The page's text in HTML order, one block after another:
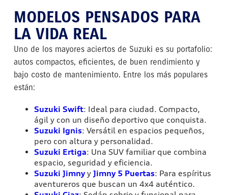
MODELOS PENSADOS PARA
LA VIDA REAL
Uno de los mayores aciertos de Suzuki es su portafolio:
autos compactos, eficientes, de buen rendimiento y
bajo costo de mantenimiento. Entre los más populares
están:
Suzuki Swift: Ideal para ciudad. Compacto,
ágil y con un diseño deportivo que conquista.
Suzuki Ignis: Versátil en espacios pequeños,
pero con altura y personalidad.
Suzuki Ertiga: Una SUV familiar que combina
espacio, seguridad y eficiencia.
Suzuki Jimnyy Jimny 5 Puertas: Para espíritus
aventureros que buscan un 4x4 auténtico.